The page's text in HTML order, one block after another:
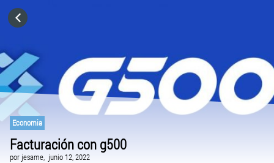
Economia
Facturación con g500
por jesame, junio 12, 2022
CATEGORÍAS
VISITA EL SITIO WEB